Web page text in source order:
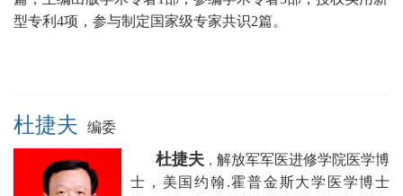
型专利4项，参与制定国家级专家共识2篇。
杜捷夫 编委
杜捷夫 ， 解放军军医进修学院医学博
士，美国约翰.霍普金斯大学医学博士